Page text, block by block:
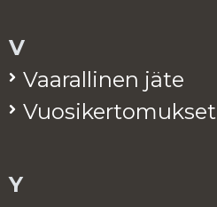
V
Vaa­ral­li­nen jäte
Vuo­si­ker­to­muk­set
Y